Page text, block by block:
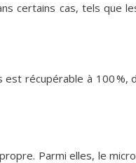
certains cas, tels que
récupérable à 100
Parmi elles, le